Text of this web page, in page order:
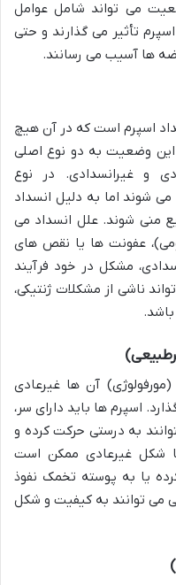
می تواند شامل عوامل
تأثیر می گذارند و حتی
ها آسیب می رسانند.
اسپرم است که در آن هیچ
وضعیت به دو نوع اصلی
و غیرانسدادی. در نوع
شوند اما به دلیل انسداد
منی شوند. علل انسداد می
عفونت ها یا نقص های
مشکل در خود فرآیند
ناشی از مشکلات ژنتیکی،
باشد.
آن ها غیرعادی
اسپرم ها باید دارای سر،
به درستی حرکت کرده و
شکل غیرعادی ممکن است
یا به پوسته تخمک نفوذ
می توانند به کیفیت و شکل